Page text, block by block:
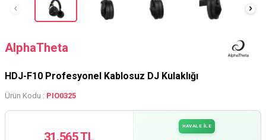
AlphaTheta
HDJ-F10 Profesyonel Kablosuz DJ Kulaklığı
Ürün Kodu : PIO0325
31.565 TL
HAVALE İLE